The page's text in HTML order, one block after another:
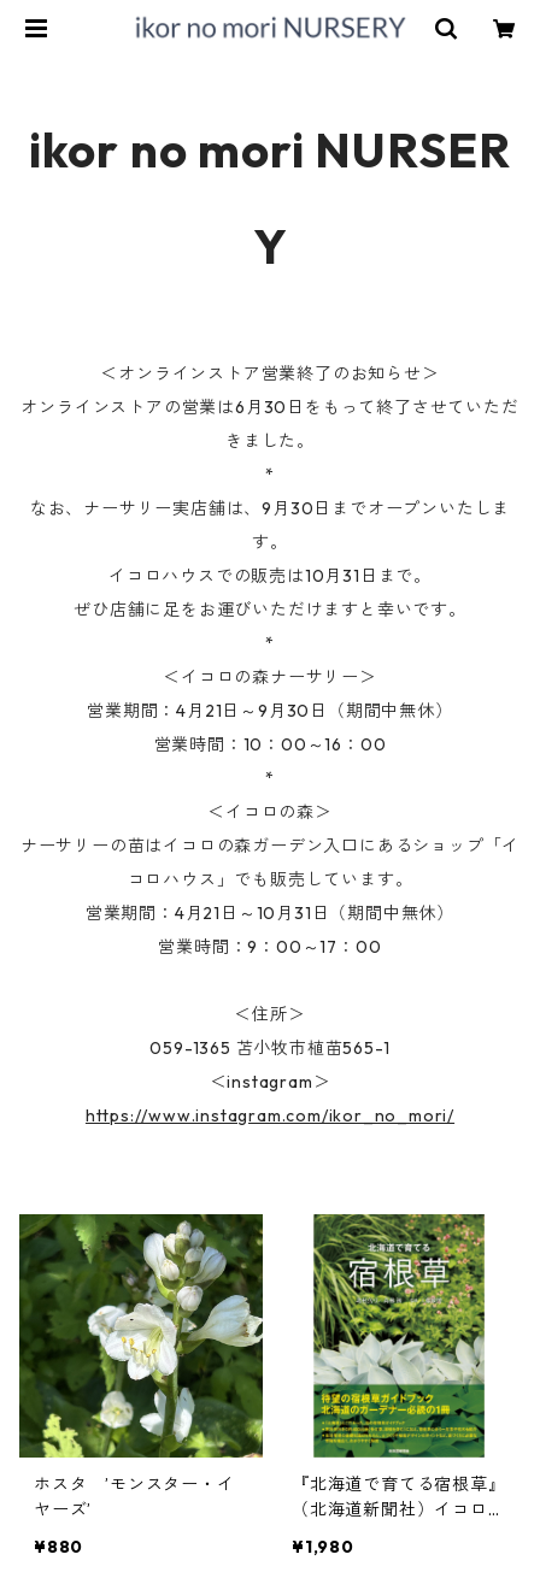
ikor no mori NURSER
Y
＜オンラインストア営業終了のお知らせ＞
オンラインストアの営業は6月30日をもって終了させていただ
きました。
*
なお、ナーサリー実店舗は、9月30日までオープンいたしま
す。
イコロハウスでの販売は10月31日まで。
ぜひ店舗に足をお運びいただけますと幸いです。
*
＜イコロの森ナーサリー＞
営業期間：4月21日～9月30日（期間中無休）
営業時間：10：00～16：00
*
＜イコロの森＞
ナーサリーの苗はイコロの森ガーデン入口にあるショップ「イ
コロハウス」でも販売しています。
営業期間：4月21日～10月31日（期間中無休）
営業時間：9：00～17：00
＜住所＞
059-1365 苫小牧市植苗565-1
＜instagram＞
https://www.instagram.com/ikor_no_mori/
ホスタ ’モンスター・イ
ヤーズ’
¥880
『北海道で育てる宿根草』
（北海道新聞社）イコロの
ク
¥1,980